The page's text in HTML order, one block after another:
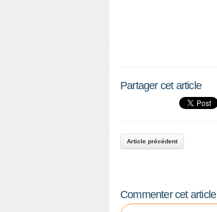
Partager cet article
t
a
c
Article précédent
Commenter cet article